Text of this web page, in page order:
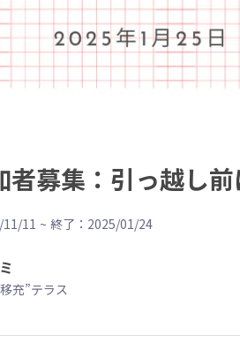
者募集：引っ越し
11/11 ~ 終了：2025/01/24
充”テラス